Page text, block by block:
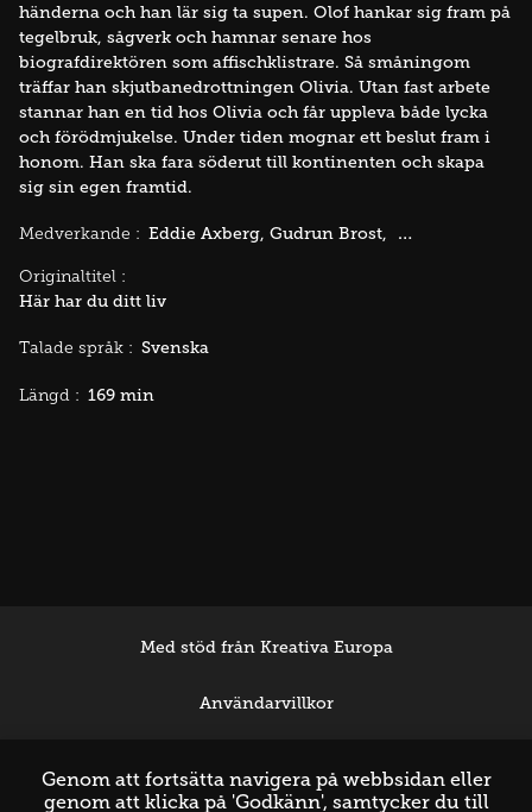
händerna och han lär sig ta supen. Olof hankar sig fram på
tegelbruk, sågverk och hamnar senare hos
biografdirektören som affischklistrare. Så småningom
träffar han skjutbanedrottningen Olivia. Utan fast arbete
stannar han en tid hos Olivia och får uppleva både lycka
och förödmjukelse. Under tiden mognar ett beslut fram i
honom. Han ska fara söderut till kontinenten och skapa
sig sin egen framtid.
Medverkande : Eddie Axberg Gudrun Brost Ulla Akselson
Originaltitel :
Här har du ditt liv
Talade språk : Svenska
Längd : 169 min
Med stöd från Kreativa Europa
Användarvillkor
Genom att fortsätta navigera på webbsidan eller
genom att klicka på 'Godkänn', samtycker du till